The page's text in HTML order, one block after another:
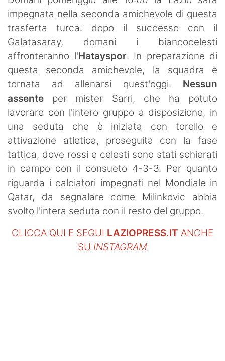
SHOP LAZIO
Contatti
impegnata nella seconda amichevole di questa
trasferta turca: dopo il successo con il
Galatasaray, domani i biancocelesti
affronteranno l'Hatayspor. In preparazione di
questa seconda amichevole, la squadra è
tornata ad allenarsi quest'oggi. Nessun
assente per mister Sarri, che ha potuto
lavorare con l'intero gruppo a disposizione, in
una seduta che è iniziata con torello e
attivazione atletica, proseguita con la fase
tattica, dove rossi e celesti sono stati schierati
in campo con il consueto 4-3-3. Per quanto
riguarda i calciatori impegnati nel Mondiale in
Qatar, da segnalare come Milinkovic abbia
svolto l'intera seduta con il resto del gruppo.
CLICCA QUI E SEGUI LAZIOPRESS.IT ANCHE
SU INSTAGRAM